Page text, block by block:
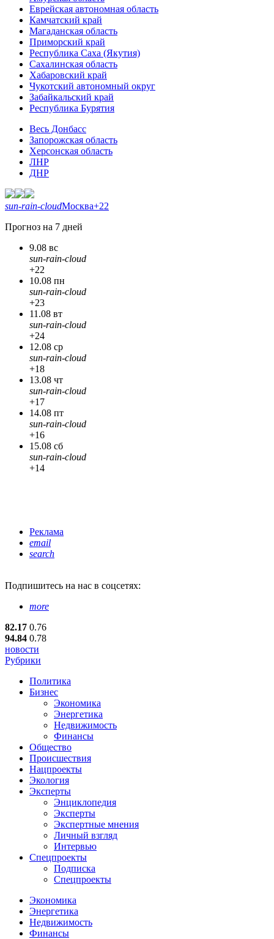
Еврейская автономная область
Камчатский край
Магаданская область
Приморский край
Республика Саха (Якутия)
Сахалинская область
Хабаровский край
Чукотский автономный округ
Забайкальский край
Республика Бурятия
Весь Донбасс
Запорожская область
Херсонская область
ЛНР
ДНР
sun-rain-cloudМосква+22
Прогноз на 7 дней
9.08 вс
sun-rain-cloud
+22
10.08 пн
sun-rain-cloud
+23
11.08 вт
sun-rain-cloud
+24
12.08 ср
sun-rain-cloud
+18
13.08 чт
sun-rain-cloud
+17
14.08 пт
sun-rain-cloud
+16
15.08 сб
sun-rain-cloud
+14
Реклама
email
search
Подпишитесь на нас в соцсетях:
more
82.17 0.76
94.84 0.78
новости
Рубрики
Политика
Бизнес
Экономика
Энергетика
Недвижимость
Финансы
Общество
Происшествия
Нацпроекты
Экология
Эксперты
Энциклопедия
Эксперты
Экспертные мнения
Личный взгляд
Интервью
Спецпроекты
Подписка
Спецпроекты
Экономика
Энергетика
Недвижимость
Финансы